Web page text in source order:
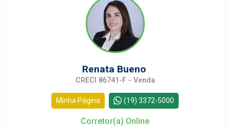
Renata Bueno
CRECI 86741-F - Venda
Minha Página (19) 3372-5000
Corretor(a) Online